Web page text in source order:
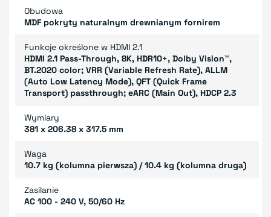
Obudowa
MDF pokryty naturalnym drewnianym fornirem
Funkcje określone w HDMI 2.1
HDMI 2.1 Pass-Through, 8K, HDR10+, Dolby Vision™,
BT.2020 color; VRR (Variable Refresh Rate), ALLM
(Auto Low Latency Mode), QFT (Quick Frame
Transport) passthrough; eARC (Main Out), HDCP 2.3
Wymiary
381 x 206.38 x 317.5 mm
Waga
10.7 kg (kolumna pierwsza) / 10.4 kg (kolumna druga)
Zasilanie
AC 100 - 240 V, 50/60 Hz